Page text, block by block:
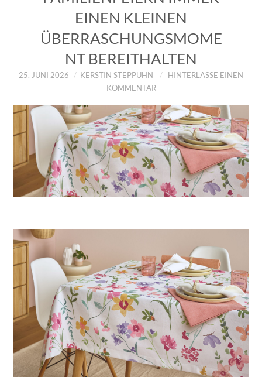
EINEN KLEINEN
ÜBERRASCHUNGSMOME
NT BEREITHALTEN
25. JUNI 2026 KERSTIN STEPPUHN
HINTERLASSE EINEN
KOMMENTAR